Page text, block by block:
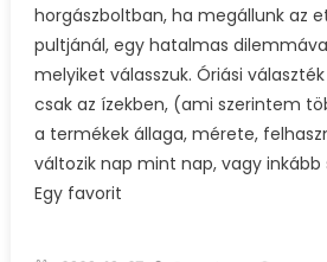
horgászboltban, ha megállunk az
pultjánál, egy hatalmas
melyiket válasszuk. Óriási
csak az ízekben, (ami szerintem
a termékek állaga, mérete,
változik nap mint nap, vagy inkább
Egy favorit